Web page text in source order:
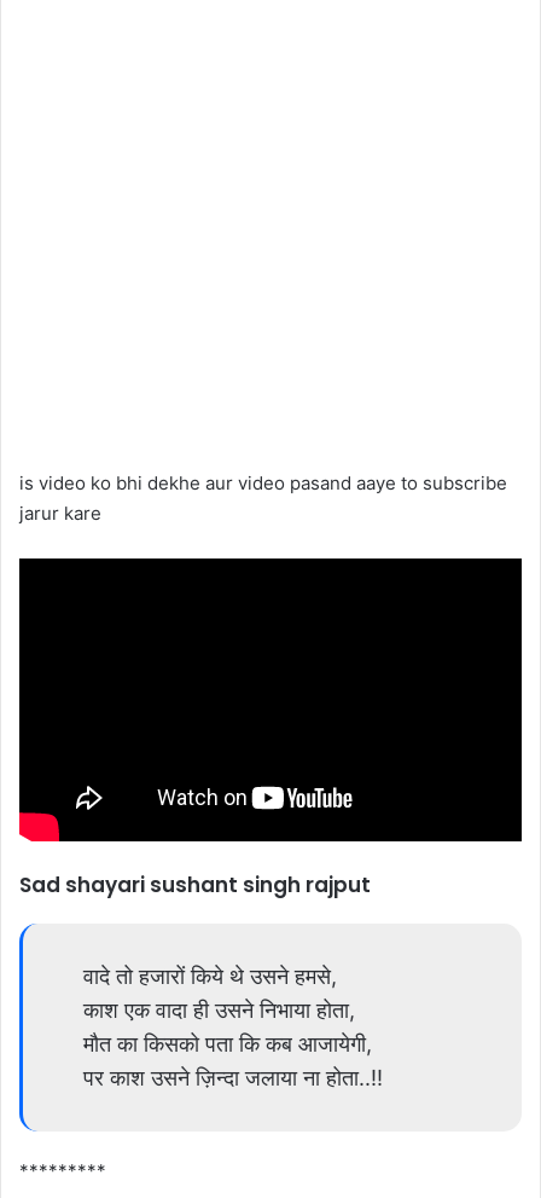
is video ko bhi dekhe aur video pasand aaye to subscribe
jarur kare
Sad shayari sushant singh rajput
वादे तो हजारों किये थे उसने हमसे,
काश एक वादा ही उसने निभाया होता,
मौत का किसको पता कि कब आजायेगी,
पर काश उसने ज़िन्दा जलाया ना होता..!!
*********